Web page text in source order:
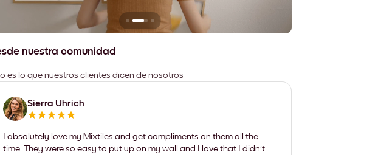
nuestra comunidad
es lo que nuestros clientes dicen de nosotros
Sierra Uhrich
I absolutely love my Mixtiles and get compliments on them all the
time. They were so easy to put up on my wall and I love that I didn't